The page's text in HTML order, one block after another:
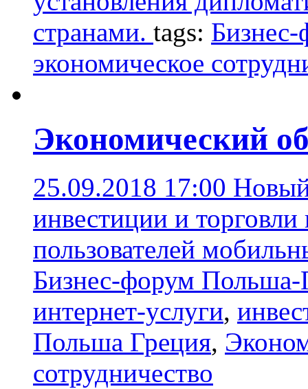
странами. tags:
экономическое
Экономический
25.09.2018 17:00 Новый
инвестиции и
пользователей
Бизнес-форум
интернет-услуги,
Польша Греция,
сотрудничество